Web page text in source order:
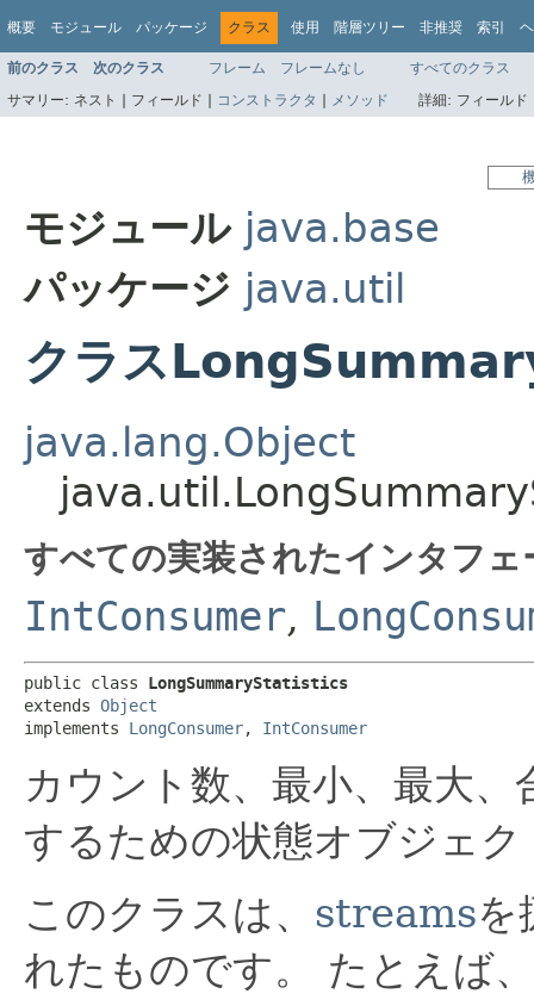
概要 モジュール パッケージ クラス 使用 階層ツリー 非推奨 索引
前のクラス 次のクラス フレーム フレームなし
すべてのクラス
サマリー: ネスト | フィールド | コンストラクタ | メソッド 詳細: フィール
モジュール java.base
パッケージ java.util
クラス
java.lang.Object
すべての実装されたインタフ
IntConsumer,
public class LongSummaryStatistics
extends Object
implements LongConsumer, IntConsumer
カウント数、最小、最大
するための状態オブジェク
このクラスは、 streamsを
れたものです。
たとえば